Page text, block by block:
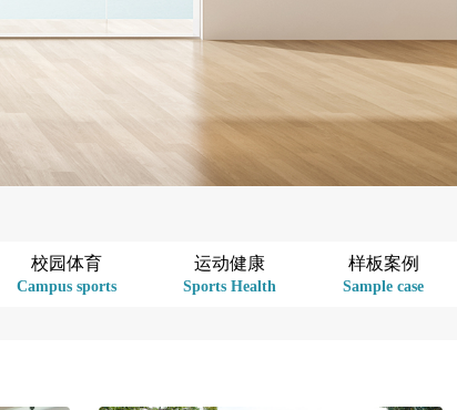
校园体育
Campus sports
运动健康
Sports Health
样板案例
Sample case